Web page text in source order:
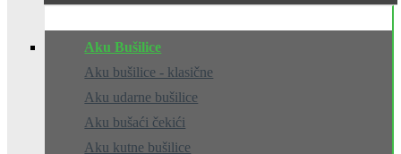
Aku Bušilice
Aku bušilice - klasične
Aku udarne bušilice
Aku bušaći čekići
Aku kutne bušilice